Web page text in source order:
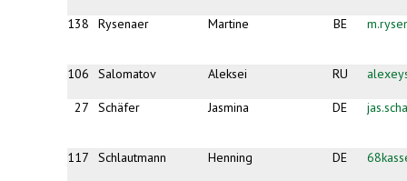
138 Rysenaer Martine BE
106 Salomatov Aleksei RU
27 Schäfer Jasmina DE
117 Schlautmann Henning DE